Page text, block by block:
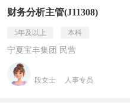
财务分析主管(J11308)
5年及以上 本科
宁夏宝丰集团 民营
段女士 人事专员